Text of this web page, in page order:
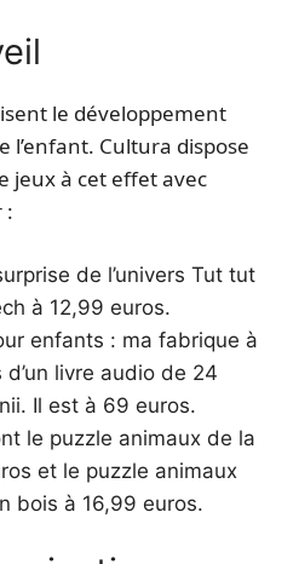
le développement
l’enfant. Cultura dispose
jeux à cet effet avec
:
de l’univers Tut tut
à 12,99 euros.
enfants : ma fabrique à
livre audio de 24
Il est à 69 euros.
le puzzle animaux de la
et le puzzle animaux
bois à 16,99 euros.